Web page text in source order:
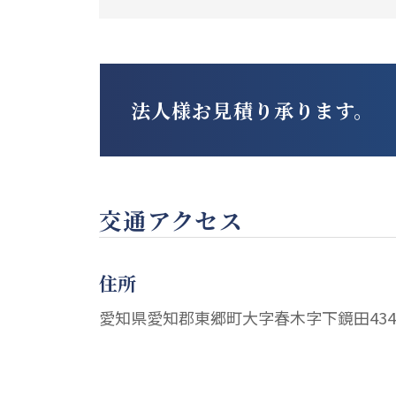
法人様お見積り承ります。
交通アクセス
住所
愛知県愛知郡東郷町大字春木字下鏡田